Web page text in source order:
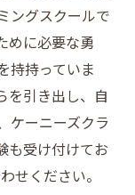
ングスクールで
めに必要な勇
持持っていま
を引き出し、自
ケーニーズクラ
も受け付けてお
せください。